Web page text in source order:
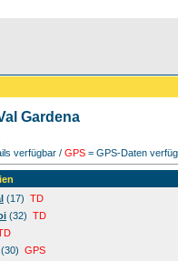
Gardena
verfügbar / GPS = GPS-Daten
(17) TD
(32) TD
(30) GPS